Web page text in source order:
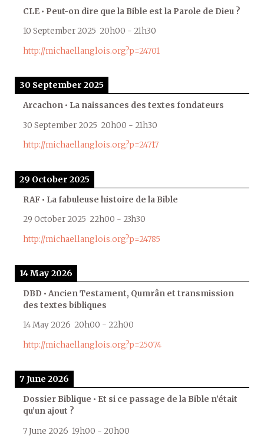
CLE • Peut-on dire que la Bible est la Parole de Dieu ?
10 September 2025 20h00 - 21h30
http://michaellanglois.org?p=24701
30 September 2025
Arcachon • La naissances des textes fondateurs
30 September 2025 20h00 - 21h30
http://michaellanglois.org?p=24717
29 October 2025
RAF • La fabuleuse histoire de la Bible
29 October 2025 22h00 - 23h30
http://michaellanglois.org?p=24785
14 May 2026
DBD • Ancien Testament, Qumrân et transmission
des textes bibliques
14 May 2026 20h00 - 22h00
http://michaellanglois.org?p=25074
7 June 2026
Dossier Biblique • Et si ce passage de la Bible n’était
qu’un ajout ?
7 June 2026 19h00 - 20h00